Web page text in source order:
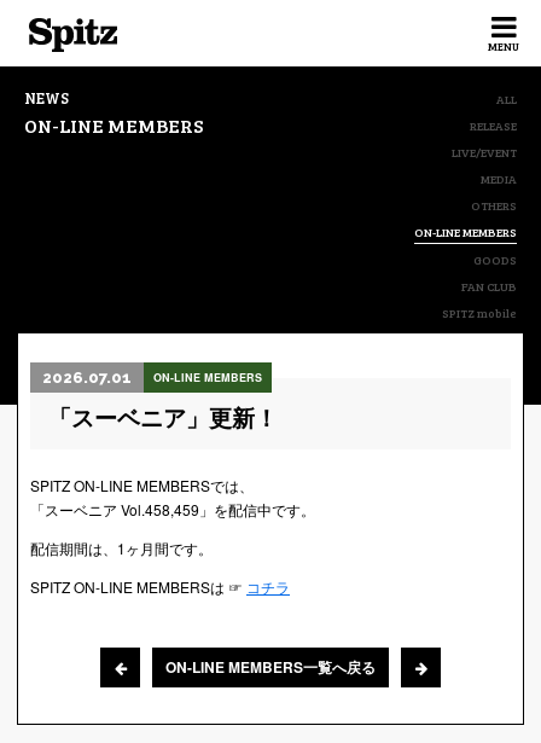
MENU
NEWS
ON-LINE MEMBERS
ALL
RELEASE
LIVE/EVENT
MEDIA
OTHERS
ON-LINE MEMBERS
GOODS
FAN CLUB
SPITZ mobile
2026.07.01 ON-LINE MEMBERS
「スーベニア」更新！
SPITZ ON-LINE MEMBERSでは、
「スーベニア Vol.458,459」を配信中です。
配信期間は、1ヶ月間です。
SPITZ ON-LINE MEMBERSは ☞ コチラ
ON-LINE MEMBERS一覧へ戻る